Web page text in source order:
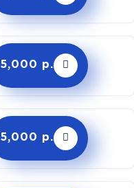
5,000 р.
5,000 р.